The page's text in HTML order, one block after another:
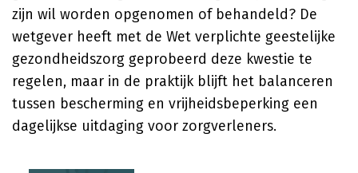
zijn wil worden opgenomen of behandeld? De
wetgever heeft met de Wet verplichte geestelijke
gezondheidszorg geprobeerd deze kwestie te
regelen, maar in de praktijk blijft het balanceren
tussen bescherming en vrijheidsbeperking een
dagelijkse uitdaging voor zorgverleners.